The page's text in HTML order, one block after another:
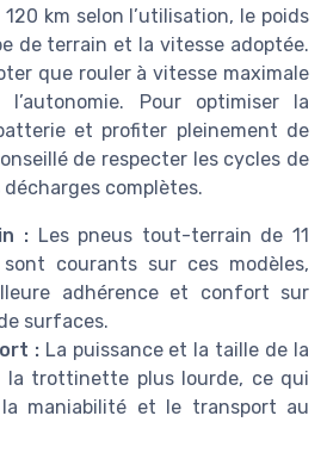
km selon l’utilisation, le poids
de terrain et la vitesse adoptée.
que rouler à vitesse maximale
l’autonomie. Pour optimiser la
et profiter pleinement de
de respecter les cycles de
complètes.
:Les pneus tout-terrain de 11
courants sur ces modèles,
adhérence et confort sur
surfaces.
:La puissance et la taille de la
la trottinette plus lourde, ce qui
maniabilité et le transport au